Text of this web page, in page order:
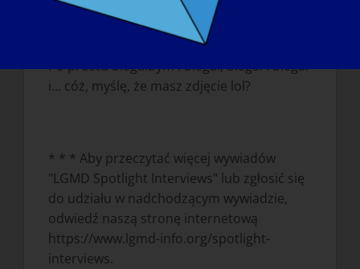
PIERWSZĄ RZECZĄ, KTÓRĄ CHCIAŁBYŚ
Po prostu biegałbym i biegał, biegał i biegał
i... cóż, myślę, że masz zdjęcie lol?
* * * Aby przeczytać więcej wywiadów
"LGMD Spotlight Interviews" lub zgłosić się
do udziału w nadchodzącym wywiadzie,
odwiedź naszą stronę internetową
https://www.lgmd-info.org/spotlight-
interviews.